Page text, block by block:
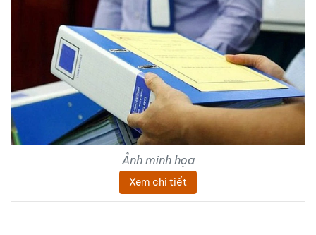
Ảnh minh họa
Xem chi tiết